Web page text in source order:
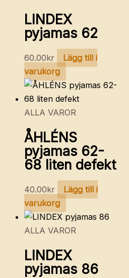
LINDEX
pyjamas 62
60.00kr
Lägg till i
varukorg
ALLA VAROR
ÅHLÉNS
pyjamas 62-
68 liten defekt
40.00kr
Lägg till i
varukorg
ALLA VAROR
LINDEX
pyjamas 86